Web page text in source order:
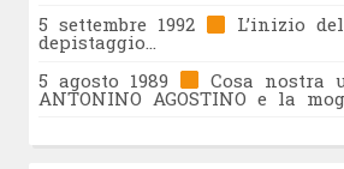
5 settembre 1992
L’inizio
depistaggio…
5 agosto 1989
Cosa nostra
ANTONINO AGOSTINO e la